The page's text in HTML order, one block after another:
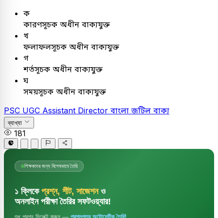
ক
কারণসূচক অধীন বাক্যযুক্ত
খ
ফলাফলসূচক অধীন বাক্যযুক্ত
গ
শর্তসূচক অধীন বাক্যযুক্ত
ঘ
সময়সূচক অধীন বাক্যযুক্ত
PSC UGC Assistant Director বাংলাজটিল বাক্য
ব্যাখ্যা
181
শিক্ষকদের জন্য বিশেষভাবে তৈরি
১ ক্লিকে প্রশ্ন, শীট, সাজেশনও
অনলাইন পরীক্ষা তৈরির সফটওয়্যার!